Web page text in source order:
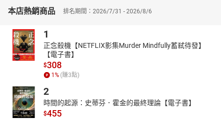
本店熱銷商品 排名期間：2026/7/31 - 2026/8/6
1
正念殺機【NETFLIX影集Murder Mindfully蓄弒待發】
【電子書】
$308
1% (賺3點)
2
時間的起源：史蒂芬．霍金的最終理論【電子書】
$455